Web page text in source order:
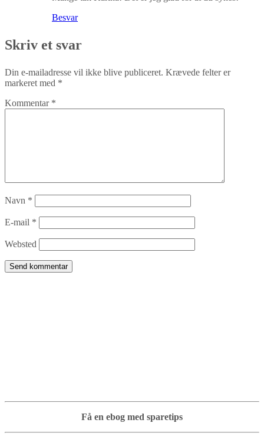
Besvar
Skriv et svar
Din e-mailadresse vil ikke blive publiceret. Krævede felter er
markeret med *
Kommentar *
Navn *
E-mail *
Websted
Få en ebog med sparetips